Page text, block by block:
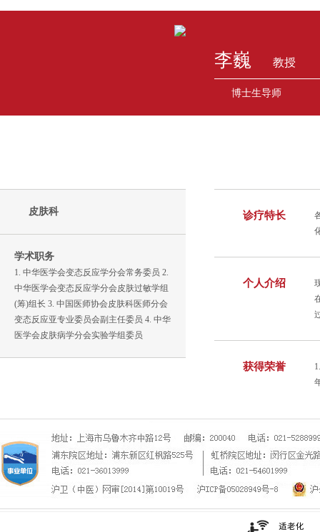
皮肤科
学术职务
1. 中华医学会变态反应学分会常务委员 2.
中华医学会变态反应学分会皮肤过敏学组
(筹)组长 3. 中国医师协会皮肤科医师分会
变态反应亚专业委员会副主任委员 4. 中华
医学会皮肤病学分会实验学组委员
李巍 教授
博士生导师
诊疗特长
个人介绍
获得荣誉